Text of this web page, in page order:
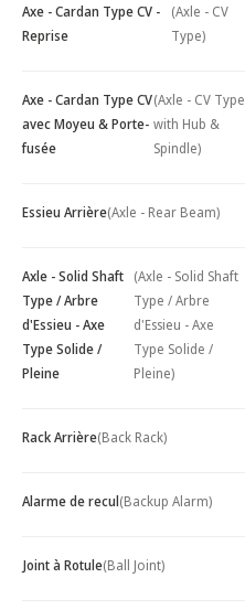
Axe - Cardan Type CV -
Reprise
(Axle - CV
Type)
Axe - Cardan Type CV
avec Moyeu & Porte-
fusée
(Axle - CV Type
with Hub &
Spindle)
Essieu Arrière(Axle - Rear Beam)
Axle - Solid Shaft
Type / Arbre
d'Essieu - Axe
Type Solide /
Pleine
(Axle - Solid Shaft
Type / Arbre
d'Essieu - Axe
Type Solide /
Pleine)
Rack Arrière(Back Rack)
Alarme de recul(Backup Alarm)
Joint à Rotule(Ball Joint)